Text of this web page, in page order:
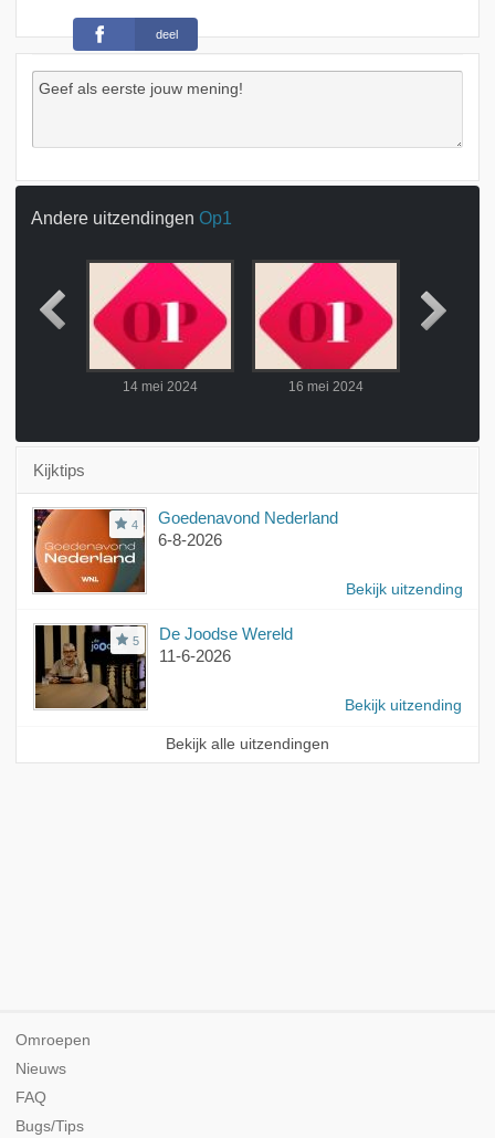
deel
Andere uitzendingen Op1
14 mei 2024 16 mei 2024
Kijktips
4
Goedenavond Nederland
6-8-2026
Bekijk uitzending
5
De Joodse Wereld
11-6-2026
Bekijk uitzending
Bekijk alle uitzendingen
Omroepen
Nieuws
FAQ
Bugs/Tips